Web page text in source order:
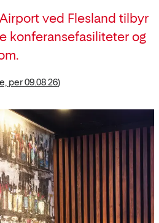
ved Flesland tilbyr
konferansefasiliteter og
per 09.08.26)